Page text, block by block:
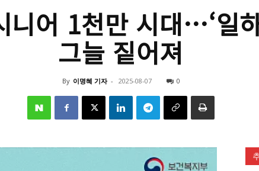
니어 1천만 시대…‘일
그늘 짙어져
By 이명혜 기자 - 2025-08-07 0